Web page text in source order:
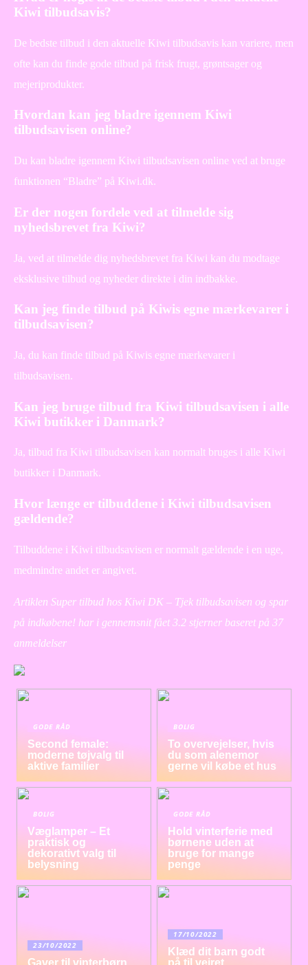
Kiwi tilbudsavis?
De bedste tilbud i den aktuelle Kiwi tilbudsavis kan variere, men
ofte kan du finde gode tilbud på frisk frugt, grøntsager og
mejeriprodukter.
Hvordan kan jeg bladre igennem Kiwi
tilbudsavisen online?
Du kan bladre igennem Kiwi tilbudsavisen online ved at bruge
funktionen “Bladre” på Kiwi.dk.
Er der nogen fordele ved at tilmelde sig
nyhedsbrevet fra Kiwi?
Ja, ved at tilmelde dig nyhedsbrevet fra Kiwi kan du modtage
eksklusive tilbud og nyheder direkte i din indbakke.
Kan jeg finde tilbud på Kiwis egne mærkevarer i
tilbudsavisen?
Ja, du kan finde tilbud på Kiwis egne mærkevarer i
tilbudsavisen.
Kan jeg bruge tilbud fra Kiwi tilbudsavisen i alle
Kiwi butikker i Danmark?
Ja, tilbud fra Kiwi tilbudsavisen kan normalt bruges i alle Kiwi
butikker i Danmark.
Hvor længe er tilbuddene i Kiwi tilbudsavisen
gældende?
Tilbuddene i Kiwi tilbudsavisen er normalt gældende i en uge,
medmindre andet er angivet.
Artiklen Super tilbud hos Kiwi DK – Tjek tilbudsavisen og spar
på indkøbene! har i gennemsnit fået3.2 stjerner baseret på 37
anmeldelser
GODE RÅD
Second female:
moderne tøjvalg til
aktive familier
BOLIG
To overvejelser, hvis
du som alenemor
gerne vil købe et hus
BOLIG
Væglamper – Et
praktisk og
dekorativt valg til
belysning
GODE RÅD
Hold vinterferie med
børnene uden at
bruge for mange
penge
23/10/2022
17/10/2022
Klæd dit barn godt